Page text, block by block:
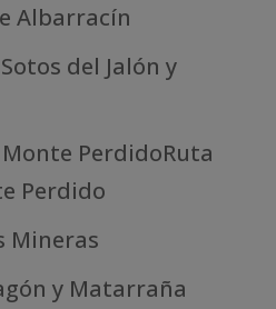
Albarracín
del Jalón y
PerdidoRuta
Perdido
Mineras
y Matarraña